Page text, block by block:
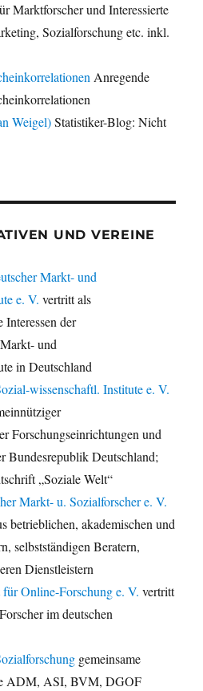
Marktforscher und Interessierte
Sozialforschung etc. inkl.
Anregende
Weigel)Statistiker-Blog: Nicht
UND VEREINE
Markt- und
e. V. vertritt als
Interessen der
und
in Deutschland
wissenschaftl. Institute e. V.
Forschungseinrichtungen und
Bundesrepublik Deutschland;
„Soziale Welt“
Markt- u. Sozialforscher e. V.
betrieblichen, akademischen und
selbstständigen Beratern,
Dienstleistern
Online-Forschung e. V. vertritt
im deutschen
gemeinsame
ADM, ASI, BVM, DGOF